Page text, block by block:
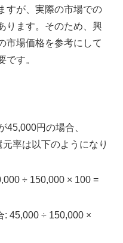
すが、実際の市場での
ります。そのため、興
市場価格を参考にして
です。
45,000円の場合、
率は以下のようになり
÷ 150,000 × 100 =
: 45,000 ÷ 150,000 ×